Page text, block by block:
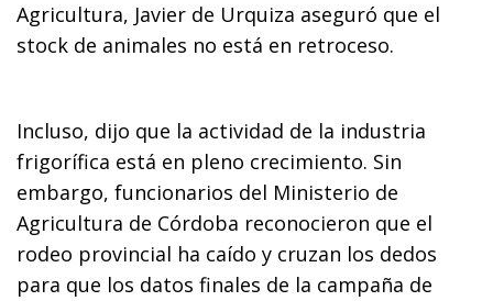
Agricultura, Javier de Urquiza aseguró que el
stock de animales no está en retroceso.
Incluso, dijo que la actividad de la industria
frigorífica está en pleno crecimiento. Sin
embargo, funcionarios del Ministerio de
Agricultura de Córdoba reconocieron que el
rodeo provincial ha caído y cruzan los dedos
para que los datos finales de la campaña de